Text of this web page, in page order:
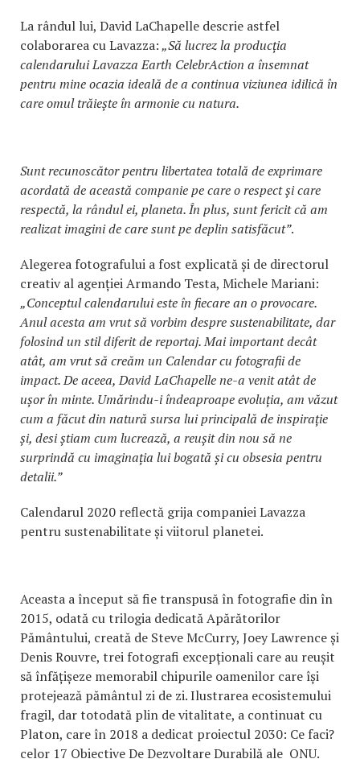
La rândul lui, David LaChapelle descrie astfel
colaborarea cu Lavazza:„Să lucrez la producția
calendarului Lavazza Earth CelebrAction a însemnat
pentru mine ocazia ideală de a continua viziunea idilică în
care omul trăiește în armonie cu natura.
Sunt recunoscător pentru libertatea totală de exprimare
acordată de această companie pe care o respect și care
respectă, la rândul ei, planeta. În plus, sunt fericit că am
realizat imagini de care sunt pe deplin satisfăcut”.
Alegerea fotografului a fost explicată și de directorul
creativ al agenției Armando Testa, Michele Mariani:
„Conceptul calendarului este în fiecare an o provocare.
Anul acesta am vrut să vorbim despre sustenabilitate, dar
folosind un stil diferit de reportaj. Mai important decât
atât, am vrut să creăm un Calendar cu fotografii de
impact. De aceea, David LaChapelle ne-a venit atât de
ușor în minte. Umărindu-i îndeaproape evoluția, am văzut
cum a făcut din natură sursa lui principală de inspirație
și, desi știam cum lucrează, a reușit din nou să ne
surprindă cu imaginația lui bogată și cu obsesia pentru
detalii.”
Calendarul 2020 reflectă grija companiei Lavazza
pentru sustenabilitate și viitorul planetei.
Aceasta a început să fie transpusă în fotografie din în
2015, odată cu trilogia dedicată Apărătorilor
Pământului, creată de Steve McCurry, Joey Lawrence și
Denis Rouvre, trei fotografi excepționali care au reușit
să înfățișeze memorabil chipurile oamenilor care își
protejează pământul zi de zi. Ilustrarea ecosistemului
fragil, dar totodată plin de vitalitate, a continuat cu
Platon, care în 2018 a dedicat proiectul 2030: Ce faci?
celor 17 Obiective De Dezvoltare Durabilă ale ONU.